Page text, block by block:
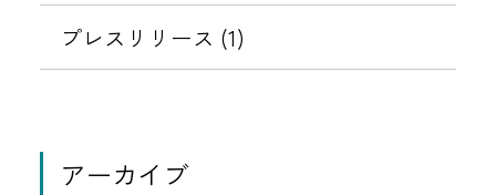
プレスリリース (1)
アーカイブ